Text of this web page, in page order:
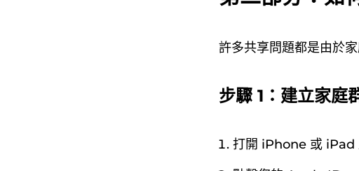
許多共享問題都是由於
步驟 1：建立家庭
打開 iPhone 或 iPad